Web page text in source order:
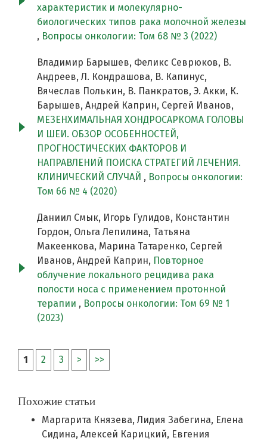
характеристик и молекулярно-
биологических типов рака молочной железы
, Вопросы онкологии: Том 68 № 3 (2022)
Владимир Барышев, Феликс Севрюков, В.
Андреев, Л. Кондрашова, В. Капинус,
Вячеслав Полькин, В. Панкратов, Э. Акки, К.
Барышев, Андрей Каприн, Сергей Иванов,
МЕЗЕНХИМАЛЬНАЯ ХОНДРОСАРКОМА ГОЛОВЫ
И ШЕИ. ОБЗОР ОСОБЕННОСТЕЙ,
ПРОГНОСТИЧЕСКИХ ФАКТОРОВ И
НАПРАВЛЕНИЙ ПОИСКА СТРАТЕГИЙ ЛЕЧЕНИЯ.
КЛИНИЧЕСКИЙ СЛУЧАЙ , Вопросы онкологии:
Том 66 № 4 (2020)
Даниил Смык, Игорь Гулидов, Константин
Гордон, Ольга Лепилина, Татьяна
Макеенкова, Марина Татаренко, Сергей
Иванов, Андрей Каприн, Повторное
облучение локального рецидива рака
полости носа с применением протонной
терапии , Вопросы онкологии: Том 69 № 1
(2023)
1 2 3 > >>
Похожие статьи
Маргарита Князева, Лидия Забегина, Елена
Сидина, Алексей Карицкий, Евгения